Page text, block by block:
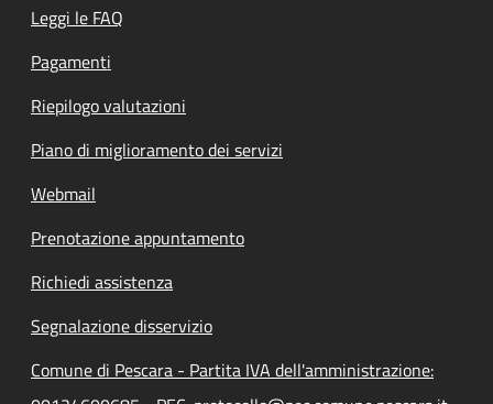
Leggi le FAQ
Pagamenti
Riepilogo valutazioni
Piano di miglioramento dei servizi
Webmail
Prenotazione appuntamento
Richiedi assistenza
Segnalazione disservizio
Comune di Pescara - Partita IVA dell'amministrazione: